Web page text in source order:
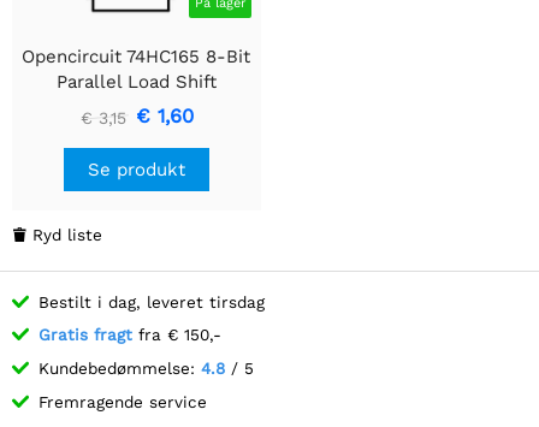
Opencircuit 74HC165 8-Bit
Parallel Load Shift
Register
€ 3,15 € 1,60
Se produkt
 Ryd liste
Bestilt i dag, leveret tirsdag
Gratis fragt fra € 150,-
Kundebedømmelse: 4.8 / 5
Fremragende service